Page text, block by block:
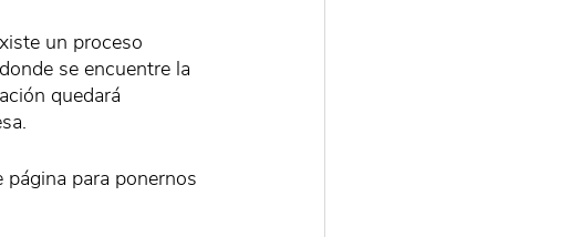
un proceso
se encuentre la
quedará
para ponernos